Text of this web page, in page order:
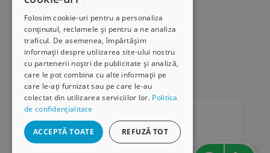
Folosim cookie-uri pentru a personaliza
conținutul, reclamele și pentru a ne analiza
traficul. De asemenea, împărtășim
informații despre utilizarea site-ului nostru
cu partenerii noștri de publicitate și analiză,
care le pot combina cu alte informații pe
care le-ați furnizat sau pe care le-au
colectat din utilizarea serviciilor lor. Politica
de confidențialitate
ACCEPTĂ TOATE REFUZĂ TOT
Modalități de plată
Livrarea produselor
SEAP/SICAP
Hartă site
Cariere
Abonare newsletter